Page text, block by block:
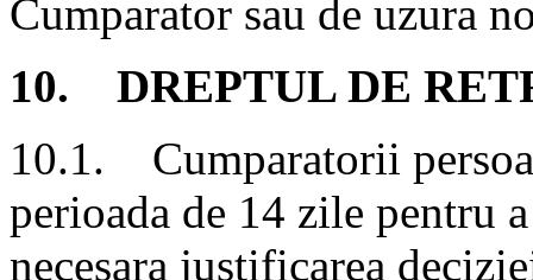
Cumparator sau de uzura
10. DREPTUL DE
10.1. Cumparatorii
perioada de 14 zile pentru
necesara justificarea